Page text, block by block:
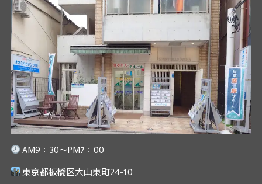
AM9：30～PM7：00
東京都板橋区大山東町24-10